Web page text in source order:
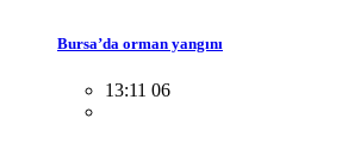
Bursa’da orman yangını
13:11 06